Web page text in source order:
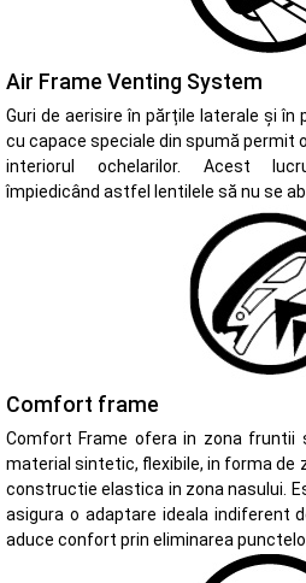
Air Frame Venting System
Guri de aerisire în părțile laterale și în
cu capace speciale din spumă permit
interiorul ochelarilor. Acest
împiedicând astfel lentilele să nu se
Comfort frame
Comfort Frame ofera in zona fruntii
material sintetic, flexibile, in forma de
constructie elastica in zona nasului.
asigura o adaptare ideala indiferent
aduce confort prin eliminarea